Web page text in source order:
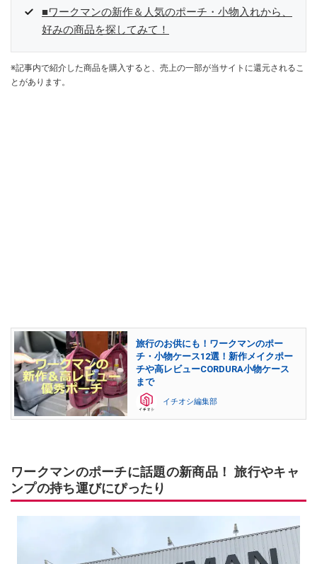
■ワークマンの新作＆人気のポーチ・小物入れから、
好みの商品を探してみて！
※記事内で紹介した商品を購入すると、売上の一部が当サイトに還元されるこ
とがあります。
旅行のお供にも！ワークマンのポー
チ・小物ケース12選！新作メイクポー
チや高レビューCORDURA小物ケース
まで
イチオシ編集部
ワークマンのポーチに話題の新商品！ 旅行やキャ
ンプの持ち運びにぴったり